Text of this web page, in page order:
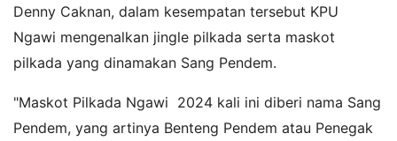
Denny Caknan, dalam kesempatan tersebut KPU
Ngawi mengenalkan jingle pilkada serta maskot
pilkada yang dinamakan Sang Pendem.
"Maskot Pilkada Ngawi 2024 kali ini diberi nama Sang
Pendem, yang artinya Benteng Pendem atau Penegak